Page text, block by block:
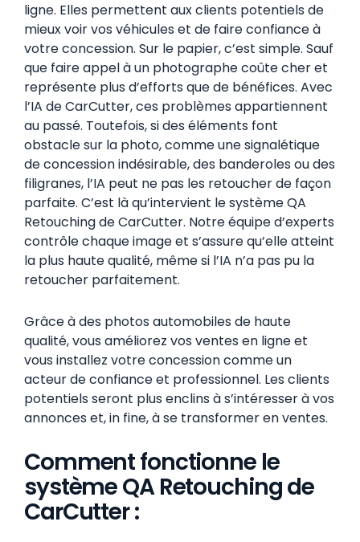
ligne. Elles permettent aux clients potentiels de
mieux voir vos véhicules et de faire confiance à
votre concession. Sur le papier, c’est simple. Sauf
que faire appel à un photographe coûte cher et
représente plus d’efforts que de bénéfices. Avec
l’IA de CarCutter, ces problèmes appartiennent
au passé. Toutefois, si des éléments font
obstacle sur la photo, comme une signalétique
de concession indésirable, des banderoles ou des
filigranes, l’IA peut ne pas les retoucher de façon
parfaite. C’est là qu’intervient le système QA
Retouching de CarCutter. Notre équipe d’experts
contrôle chaque image et s’assure qu’elle atteint
la plus haute qualité, même si l’IA n’a pas pu la
retoucher parfaitement.
Grâce à des photos automobiles de haute
qualité, vous améliorez vos ventes en ligne et
vous installez votre concession comme un
acteur de confiance et professionnel. Les clients
potentiels seront plus enclins à s’intéresser à vos
annonces et, in fine, à se transformer en ventes.
Comment fonctionne le
système QA Retouching de
CarCutter :